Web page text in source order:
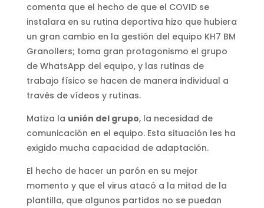
comenta que el hecho de que el COVID se
instalara en su rutina deportiva hizo que hubiera
un gran cambio en la gestión del equipo KH7 BM
Granollers; toma gran protagonismo el grupo
de WhatsApp del equipo, y las rutinas de
trabajo físico se hacen de manera individual a
través de vídeos y rutinas.
Matiza la unión del grupo, la necesidad de
comunicación en el equipo. Esta situación les ha
exigido mucha capacidad de adaptación.
El hecho de hacer un parón en su mejor
momento y que el virus atacó a la mitad de la
plantilla, que algunos partidos no se puedan